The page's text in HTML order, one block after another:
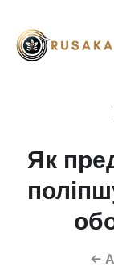
Як
←